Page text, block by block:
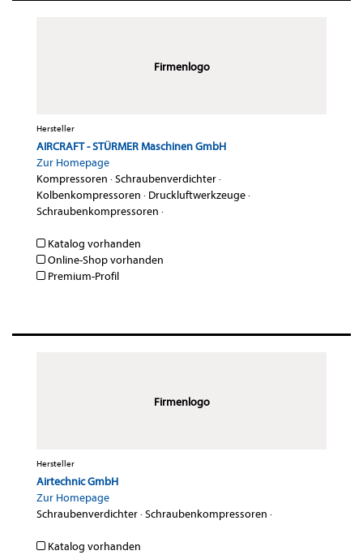
Firmenlogo
Hersteller
AIRCRAFT - STÜRMER Maschinen GmbH
Zur Homepage
Kompressoren ·Schraubenverdichter·
Kolbenkompressoren · Druckluftwerkzeuge·
Schraubenkompressoren ·
Katalog vorhanden
Online-Shop vorhanden
Premium-Profil
Firmenlogo
Hersteller
Airtechnic GmbH
Zur Homepage
Schraubenverdichter·Schraubenkompressoren ·
Katalog vorhanden